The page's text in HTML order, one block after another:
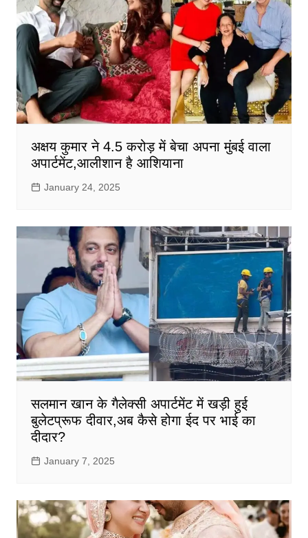
अक्षय कुमार ने 4.5 करोड़ में बेचा अपना मुंबई वाला
अपार्टमेंट,आलीशान है आशियाना
January 24, 2025
सलमान खान के गैलेक्सी अपार्टमेंट में खड़ी हुई
बुलेटप्रूफ दीवार,अब कैसे होगा ईद पर भाई का
दीदार?
January 7, 2025